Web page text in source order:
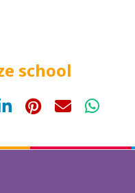
school
LinkedInPinterestE-mail